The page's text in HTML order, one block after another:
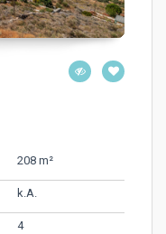
208 m²
k.A.
4